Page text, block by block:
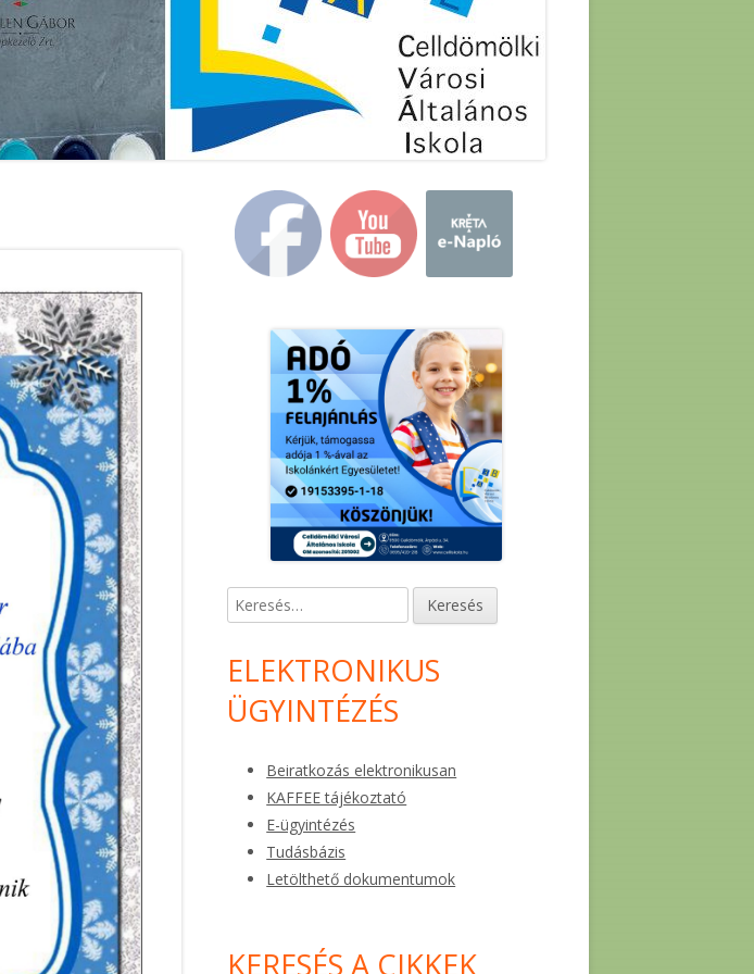
KÖZZÉTÉTEL
PEDAGÓGIAI PROGRAM
Main
Sidebar
Keresés:
ELEKTRONIKUS
ÜGYINTÉZÉS
Beiratkozás elektronikusan
KAFFEE tájékoztató
E-ügyintézés
Tudásbázis
Letölthető dokumentumok
KERESÉS A CIKKEK